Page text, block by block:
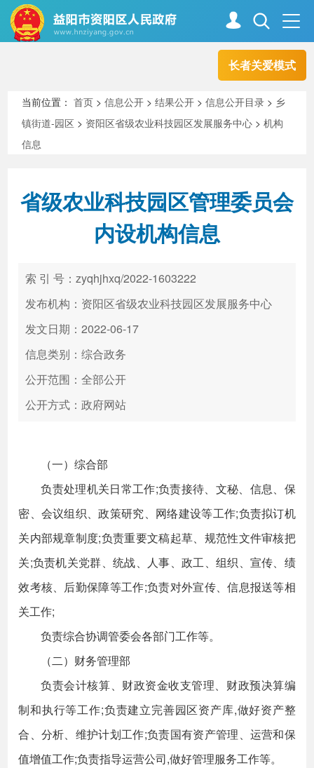
长者关爱模式
走进资阳
新闻中心 解读回应
高效办成一件事
当前位置：首页 >信息公开 >结果公开 >信息公开目录 > 乡
镇街道-园区 > 资阳区省级农业科技园区发展服务中心 >机构
信息
省级农业科技园区管理委员会
内设机构信息
索 引 号：zyqhjhxq/2022-1603222
发布机构：资阳区省级农业科技园区发展服务中心
发文日期：2022-06-17
信息类别：综合政务
公开范围：全部公开
公开方式：政府网站
（一）综合部
负责处理机关日常工作;负责接待、文秘、信息、保
密、会议组织、政策研究、网络建设等工作;负责拟订机
关内部规章制度;负责重要文稿起草、规范性文件审核把
关;负责机关党群、统战、人事、政工、组织、宣传、绩
效考核、后勤保障等工作;负责对外宣传、信息报送等相
关工作;
负责综合协调管委会各部门工作等。
（二）财务管理部
负责会计核算、财政资金收支管理、财政预决算编
制和执行等工作;负责建立完善园区资产库,做好资产整
合、分析、维护计划工作;负责国有资产管理、运营和保
值增值工作;负责指导运营公司,做好管理服务工作等。